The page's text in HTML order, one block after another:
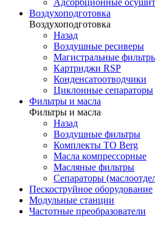
Адсорбционные
Воздухоподготовка
Воздухоподготовка
Назад
Воздушные ресиверы
Магистральные
Картриджи RSP
Конденсатоотводчики
Циклонные сепараторы
Фильтры и масла
Фильтры и масла
Назад
Воздушные фильтры
Комплекты ТО Berg
Масла компрессорные
Масляные фильтры
Сепараторы
Пескоструйное оборудование
Модульные станции
Частотные преобразователи